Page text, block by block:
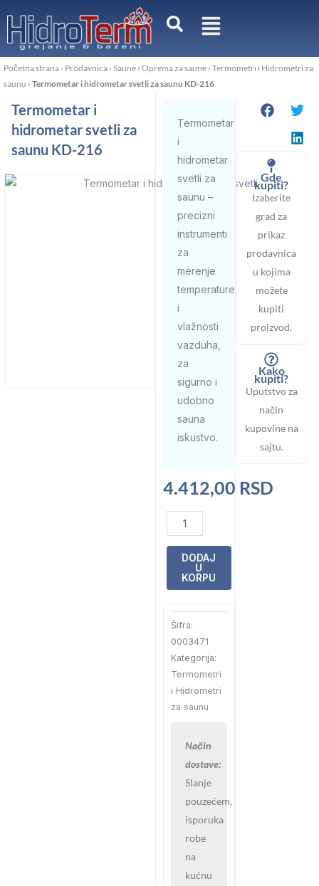
sadržaj
Početna strana › Prodavnica › Saune › Oprema za saune › Termometri i Hidrometri za
saunu › Termometar i hidrometar svetli za saunu KD-216
Termometar i
hidrometar svetli za
saunu KD-216
Termometar
i
hidrometar
svetli za
saunu –
precizni
instrumenti
za
merenje
temperature
i
vlažnosti
vazduha,
za
sigurno i
udobno
sauna
iskustvo.
4.412,00 RSD
Termometar
i
hidrometar
svetli
za
KD-
216
količina
DODAJ
U
KORPU
Šifra:
0003471
Kategorija:
Termometri
i Hidrometri
za saunu
Način
dostave:
Slanje
pouzećem,
isporuka
robe
na
kućnu
Gde
kupiti?
Izaberite
grad za
prikaz
prodavnica
u kojima
možete
kupiti
proizvod.
Kako
kupiti?
Uputstvo za
način
kupovine na
sajtu.